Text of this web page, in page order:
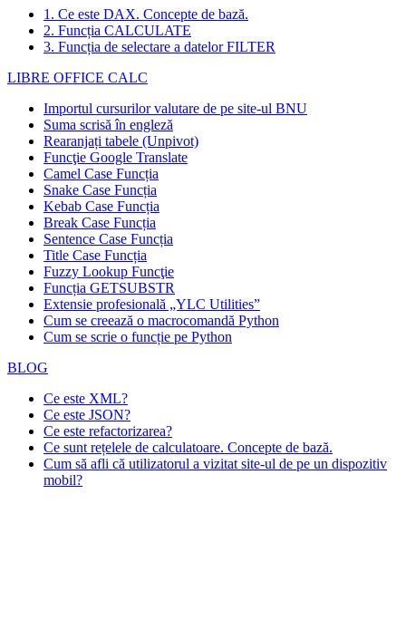
1. Ce este DAX. Concepte de bază.
2. Funcția CALCULATE
3. Funcția de selectare a datelor FILTER
LIBRE OFFICE CALC
Importul cursurilor valutare de pe site-ul BNU
Suma scrisă în engleză
Rearanjați tabele (Unpivot)
Funcţie Google Translate
Camel Case Funcția
Snake Case Funcția
Kebab Case Funcția
Break Case Funcția
Sentence Case Funcția
Title Case Funcția
Fuzzy Lookup Funcţie
Funcția GETSUBSTR
Extensie profesională „YLC Utilities”
Cum se creează o macrocomandă Python
Cum se scrie o funcție pe Python
BLOG
Ce este XML?
Ce este JSON?
Ce este refactorizarea?
Ce sunt rețelele de calculatoare. Concepte de bază.
Cum să afli că utilizatorul a vizitat site-ul de pe un dispozitiv
mobil?